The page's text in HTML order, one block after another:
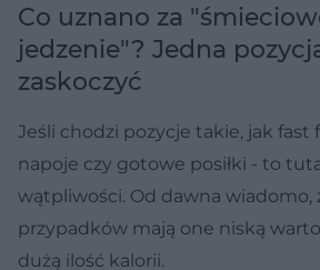
Co uznano za
jedzenie"? Jedna
zaskoczyć
Jeśli chodzi pozycje takie, jak fast
napoje czy gotowe posiłki - to
wątpliwości. Od dawna wiadomo,
przypadków mają one niską
dużą ilość kalorii.